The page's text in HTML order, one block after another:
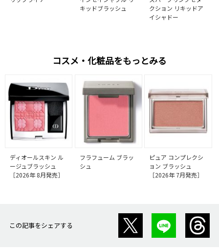
キッドブラッシュ
クション リキッドア
イシャドー
コスメ・化粧品をもっとみる
ディオールスキン ル
ージュブラッシュ
［2026年 8月発売］
フラフューム ブラッ
シュ
ピュア コンプレクシ
ョン ブラッシュ
［2026年 7月発売］
この記事をシェアする